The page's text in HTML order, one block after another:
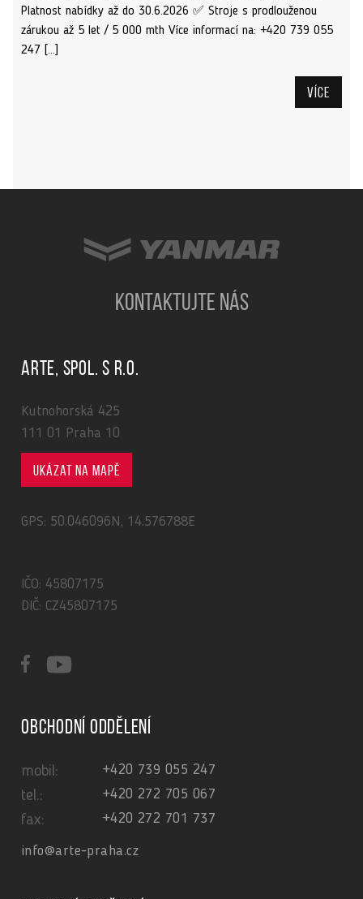
Platnost nabídky až do 30.6.2026 ✅ Stroje s prodlouženou
zárukou až 5 let / 5 000 mth Více informací na: +420 739 055
247 […]
Více
KONTAKTUJTE NÁS
ARTE, spol. s r.o.
Kutnohorská 425
111 01 Praha 10
Ukázat na mapě
GPS: 50.046096N, 14.576788E
IČO: 45807175
DIČ: CZ45807175
Obchodní oddělení
mobil: +420 739 055 247
tel.: +420 272 705 067
fax: +420 272 701 737
info@arte-praha.cz